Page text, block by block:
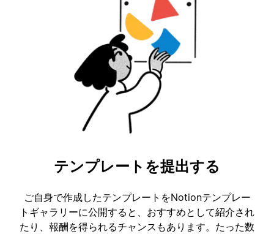
テンプレートを提出する
ご自身で作成したテンプレートをNotionテンプレー
トギャラリーに公開すると、おすすめとして紹介され
たり、報酬を得られるチャンスもあります。たった数